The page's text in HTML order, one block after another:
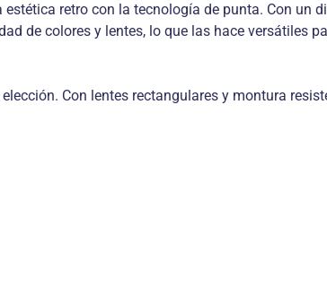
retro con la tecnología de punta. Con un
de colores y lentes, lo que las hace versátiles
Con lentes rectangulares y montura